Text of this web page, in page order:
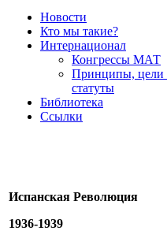
Новости
Кто мы такие?
Интернационал
Конгрессы МАТ
Принципы, цели
статуты
Библиотека
Ссылки
Испанская Революция
1936-1939